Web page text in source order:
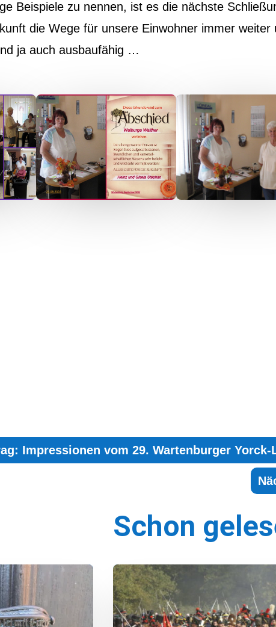
Beispiele zu nennen, ist es die nächste
die Wege für unsere Einwohner immer weiter
ja auch ausbaufähig …
Impressionen vom 29. Wartenburger Yorck-
Schon